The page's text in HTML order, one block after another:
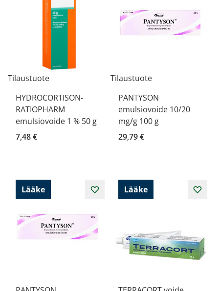
Tilaustuote
HYDROCORTISON-
RATIOPHARM
emulsiovoide 1 % 50 g
7,48 €
Tilaustuote
PANTYSON
emulsiovoide 10/20
mg/g 100 g
29,79 €
Lääke Lääke